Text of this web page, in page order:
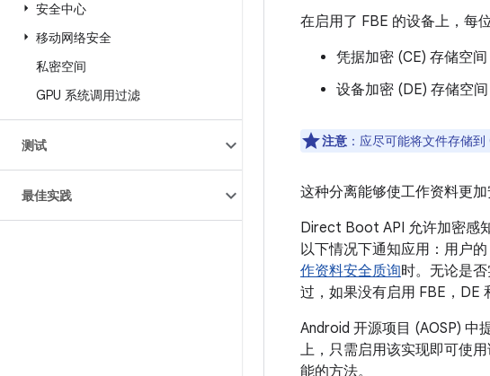
安全中心
移动网络安全
私密空间
GPU 系统调用过滤
测试
最佳实践
在启用了 FBE 的设备上，每
凭据加密 (CE) 存储空
设备加密 (DE) 存储空
注意 ：应尽可能将文件存储到
这种分离能够使工作资料更
Direct Boot API 允许加密感
以下情况下通知应用：用户
作资料安全质询时。 无论是
过，如果没有启用 FBE，DE
Android 开源项目 (AOSP) 中
上，只需启用该实现即可使
能的方法。